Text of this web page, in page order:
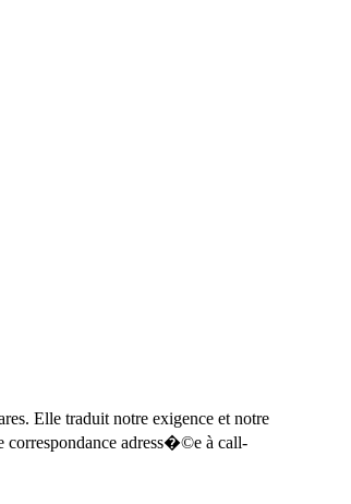
Elle traduit notre exigence et notre
adress�©e à call-